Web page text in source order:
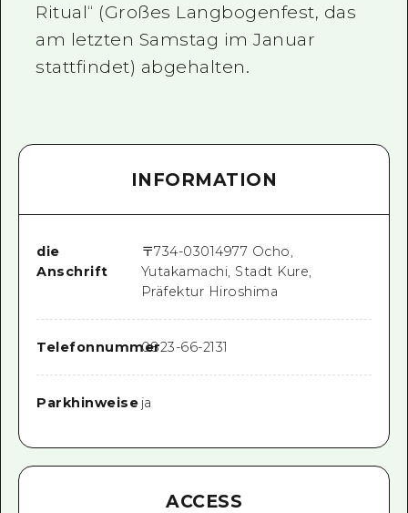
Ritual“ (Großes Langbogenfest, das
am letzten Samstag im Januar
stattfindet) abgehalten.
INFORMATION
die
Anschrift
〒734-03014977 Ocho,
Yutakamachi, Stadt Kure,
Präfektur Hiroshima
Telefonnummer0823-66-2131
Parkhinweise ja
ACCESS